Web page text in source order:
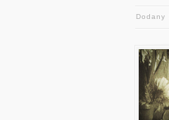
Dodany